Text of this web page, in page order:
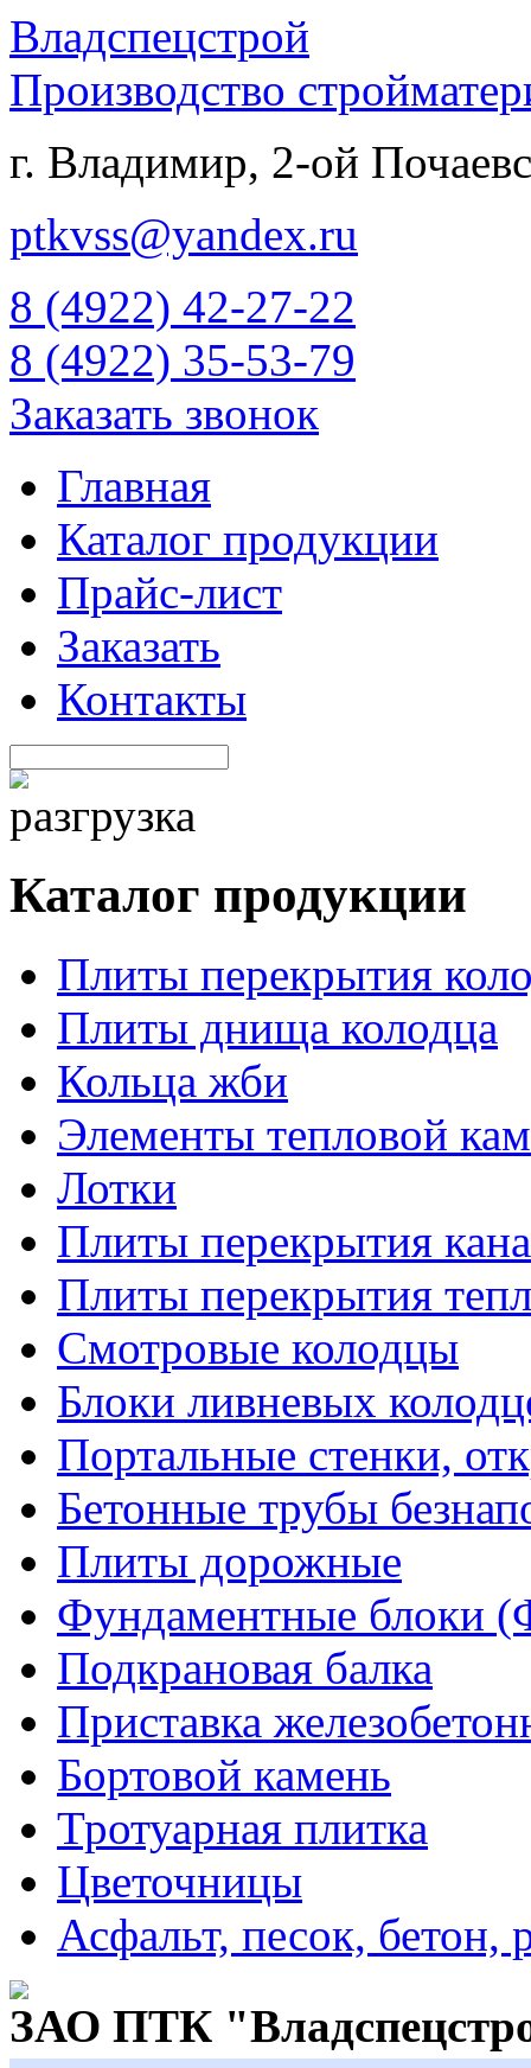
Владспецстрой
Производство
г. Владимир, 2-ой
ptkvss@yandex.ru
8 (4922) 42-27-22
8 (4922) 35-53-79
Заказать звонок
Главная
Каталог продукции
Прайс-лист
Заказать
Контакты
Каталог продукции
Плиты перекрытия
Плиты днища колодца
Кольца жби
Элементы тепловой
Лотки
Плиты перекрытия
Плиты перекрытия
Смотровые колодцы
Блоки ливневых
Портальные стенки,
Бетонные трубы
Плиты дорожные
Фундаментные блоки
Подкрановая балка
Приставка
Бортовой камень
Тротуарная плитка
Цветочницы
Асфальт, песок, бетон,
ЗАО ПТК